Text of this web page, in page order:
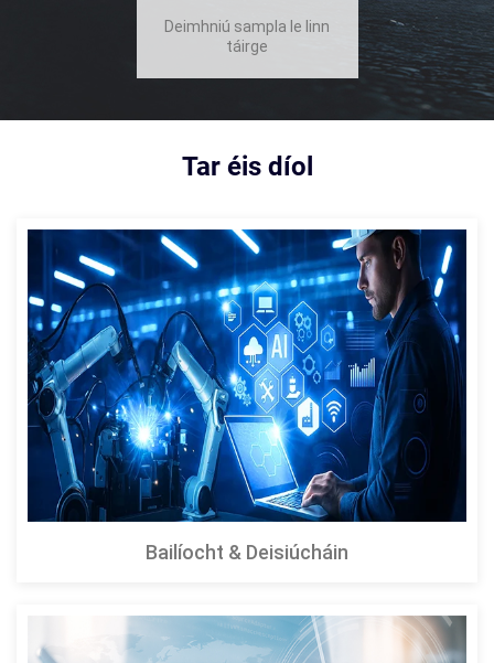
Deimhniú sampla le linn
táirge
Tar éis díol
Bailíocht & Deisiúcháin